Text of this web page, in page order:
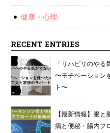
健康・心理
RECENT ENTRIES
「リハビリのや
〜モチベーション
ト〜
【最新情報】腸
病と便秘・腸内フ